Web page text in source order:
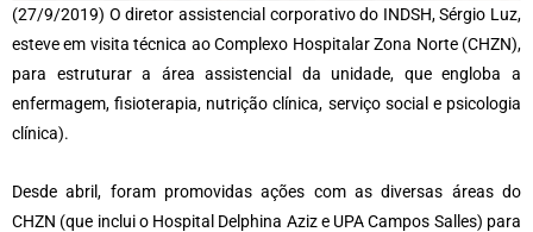
(27/9/2019) O diretor assistencial corporativo do INDSH, Sérgio Luz,
esteve em visita técnica ao Complexo Hospitalar Zona Norte (CHZN),
para estruturar a área assistencial da unidade, que engloba a
enfermagem, fisioterapia, nutrição clínica, serviço social e psicologia
clínica).
Desde abril, foram promovidas ações com as diversas áreas do
CHZN (que inclui o Hospital Delphina Aziz e UPA Campos Salles) para